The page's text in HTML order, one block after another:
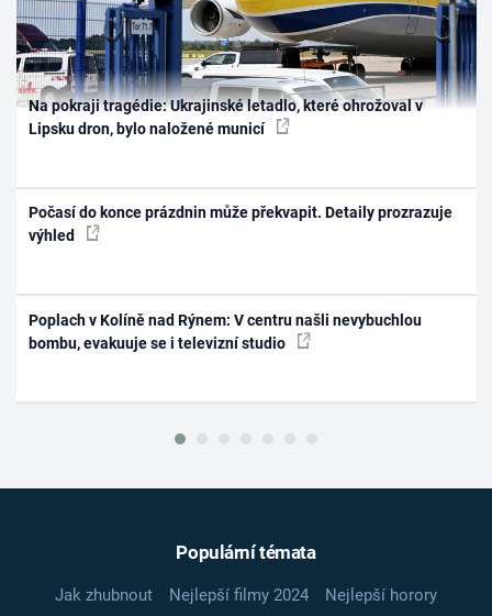
Na pokraji tragédie: Ukrajinské letadlo, které ohrožoval v
Lipsku dron, bylo naložené municí
Počasí do konce prázdnin může překvapit. Detaily prozrazuje
výhled
Poplach v Kolíně nad Rýnem: V centru našli nevybuchlou
bombu, evakuuje se i televizní studio
Populární témata
Jak zhubnout Nejlepší filmy 2024
Nejlepší horory